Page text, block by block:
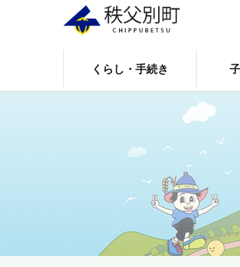
くらし・手続き